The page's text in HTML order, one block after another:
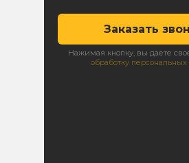
Заказать
Нажимая кнопку, вы даете
обработку